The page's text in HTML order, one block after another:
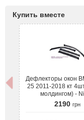
Купить вместе
Дефлекторы окон
25 2011-2018 кт
молдингом) -
2190 грн